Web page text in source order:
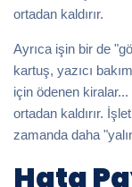
ortadan kaldırır.
Ayrıca işin bir de
kartuş, yazıcı
için ödenen
ortadan kaldırır.
zamanda daha
Hata